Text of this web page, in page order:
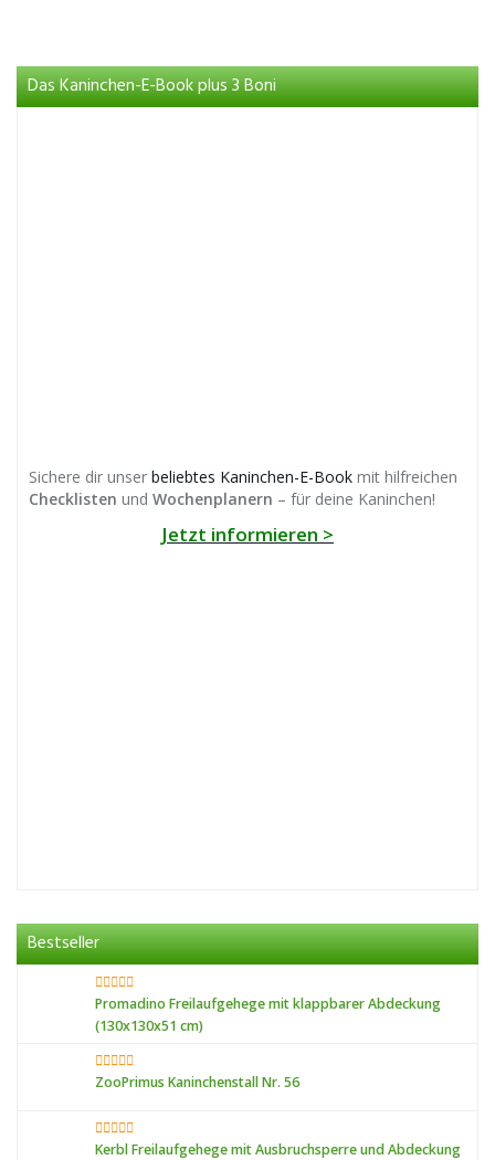
Das Kaninchen-E-Book plus 3 Boni
Sichere dir unser beliebtes Kaninchen-E-Book mit hilfreichen
Checklisten und Wochenplanern – für deine Kaninchen!
Jetzt informieren >
Bestseller
Promadino Freilaufgehege mit klappbarer Abdeckung
(130x130x51 cm)
ZooPrimus Kaninchenstall Nr. 56
Kerbl Freilaufgehege mit Ausbruchsperre und Abdeckung